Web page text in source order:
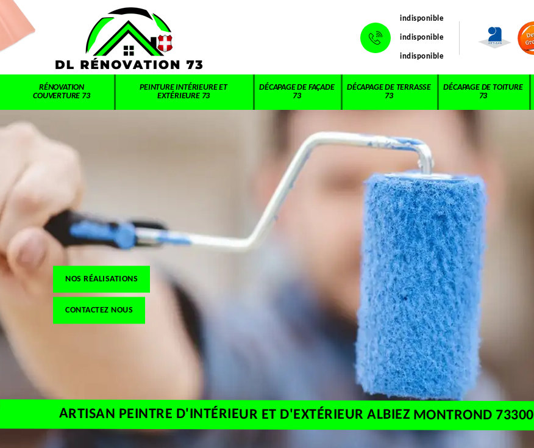
indisponible
indisponible
indisponible
RÉNOVATION
COUVERTURE 73
PEINTURE INTÉRIEURE ET
EXTÉRIEURE 73
DÉCAPAGE DE FAÇADE
73
DÉCAPAGE DE TERRASSE
73
DÉCAPAGE DE TOITURE
73
NOS RÉALISATIONS
CONTACTEZ NOUS
ARTISAN PEINTRE D'INTÉRIEUR ET D'EXTÉRIEUR ALBIEZ MONTROND 73300